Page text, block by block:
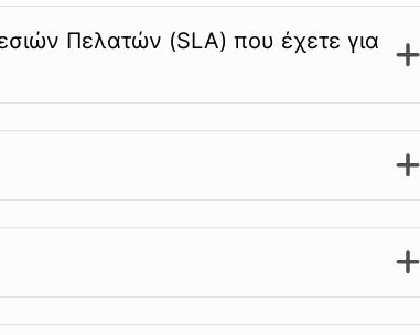
Πελατών (SLA) που έχετε για